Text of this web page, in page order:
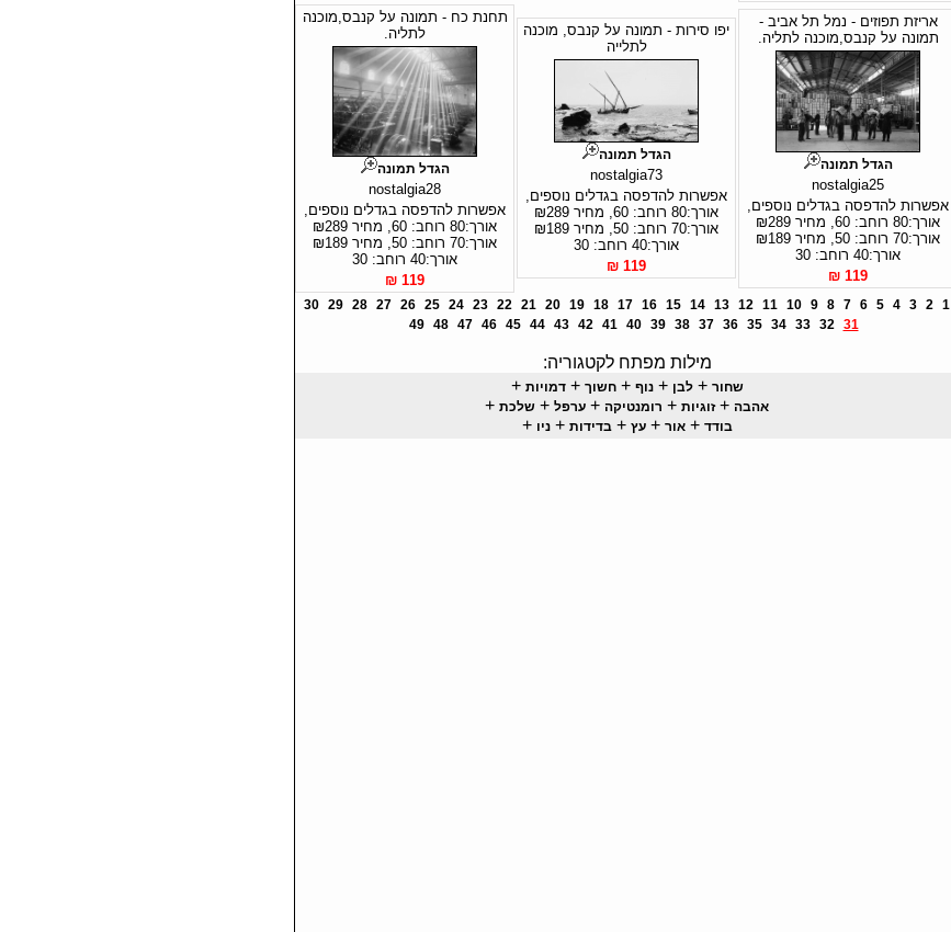
אריזת תפוזים - נמל תל אביב -
תמונה על קנבס,מוכנה לתליה.
הגדל תמונה
nostalgia25
אפשרות להדפסה בגדלים נוספים,
אורך:80 רוחב: 60, מחיר ₪289
אורך:70 רוחב: 50, מחיר ₪189
אורך:40 רוחב: 30
119 ₪
יפו סירות - תמונה על קנבס, מוכנה
לתלייה
הגדל תמונה
nostalgia73
אפשרות להדפסה בגדלים נוספים,
אורך:80 רוחב: 60, מחיר ₪289
אורך:70 רוחב: 50, מחיר ₪189
אורך:40 רוחב: 30
119 ₪
תחנת כח - תמונה על קנבס,מוכנה
לתליה.
הגדל תמונה
nostalgia28
אפשרות להדפסה בגדלים נוספים,
אורך:80 רוחב: 60, מחיר ₪289
אורך:70 רוחב: 50, מחיר ₪189
אורך:40 רוחב: 30
119 ₪
1
2
3
4
5
6
7
8
9
10
11
12
13
14
15
16
17
18
19
20
21
22
23
24
25
26
27
28
29
30
31
32
33
34
35
36
37
38
39
40
41
42
43
44
45
46
47
48
49
מילות מפתח לקטגוריה:
שחור +לבן +נוף +חשוך +דמויות +
אהבה +זוגיות + רומנטיקה + ערפל + שלכת +
בודד +אור +עץ +בדידות +ניו +